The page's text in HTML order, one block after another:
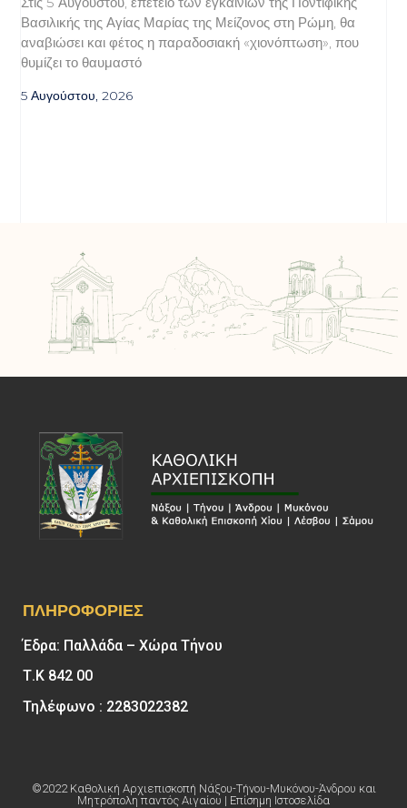
Βασιλικής της Αγίας Μαρίας της Μείζονος στη Ρώμη, θα
αναβιώσει και φέτος η παραδοσιακή «χιονόπτωση», που
θυμίζει το θαυμαστό
5 Αυγούστου, 2026
ΠΛΗΡΟΦΟΡΊΕΣ
Έδρα: Παλλάδα – Χώρα Τήνου
Τ.Κ 842 00
Τηλέφωνο : 2283022382
©2022 Καθολική Αρχιεπισκοπή Νάξου-Τήνου-Μυκόνου-Άνδρου και
Μητρόπολη παντός Αιγαίου | Επίσημη Ιστοσελίδα